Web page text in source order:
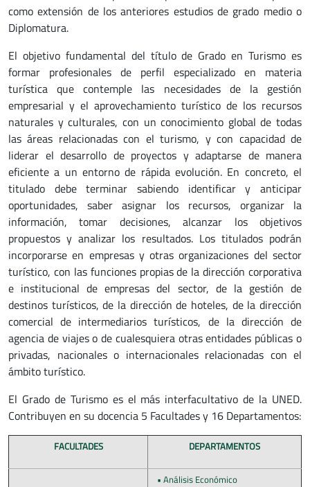
como extensión de los anteriores estudios de grado medio o
Diplomatura.
El objetivo fundamental del título de Grado en Turismo es
formar profesionales de perfil especializado en materia
turística que contemple las necesidades de la gestión
empresarial y el aprovechamiento turístico de los recursos
naturales y culturales, con un conocimiento global de todas
las áreas relacionadas con el turismo, y con capacidad de
liderar el desarrollo de proyectos y adaptarse de manera
eficiente a un entorno de rápida evolución. En concreto, el
titulado debe terminar sabiendo identificar y anticipar
oportunidades, saber asignar los recursos, organizar la
información, tomar decisiones, alcanzar los objetivos
propuestos y analizar los resultados. Los titulados podrán
incorporarse en empresas y otras organizaciones del sector
turístico, con las funciones propias de la dirección corporativa
e institucional de empresas del sector, de la gestión de
destinos turísticos, de la dirección de hoteles, de la dirección
comercial de intermediarios turísticos, de la dirección de
agencia de viajes o de cualesquiera otras entidades públicas o
privadas, nacionales o internacionales relacionadas con el
ámbito turístico.
El Grado de Turismo es el más interfacultativo de la UNED.
Contribuyen en su docencia 5 Facultades y 16 Departamentos:
FACULTADES DEPARTAMENTOS
• Análisis Económico